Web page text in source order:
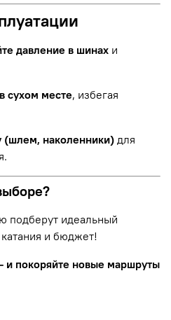
давление в шинах и
в сухом месте, избегая
(шлем, наколенники) для
подберут идеальный
и бюджет!
и покоряйте новые маршруты